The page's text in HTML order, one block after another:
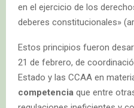
en el ejercicio de los
deberes constitucionales»
Estos principios fueron
21 de febrero, de
Estado y las CCAA en
competencia que entre